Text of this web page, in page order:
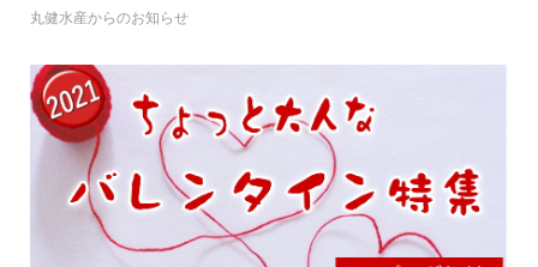
丸健水産からのお知らせ